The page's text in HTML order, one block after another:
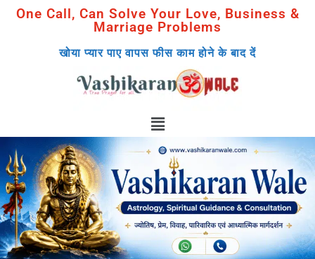
One Call, Can Solve Your Love, Business &
Marriage Problems
खोया प्यार पाए वापस फीस काम होने के बाद दें